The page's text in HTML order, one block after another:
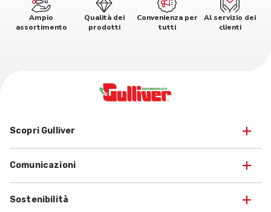
Ampio
assortimento
Qualità dei
prodotti
Convenienza per
tutti
Al servizio dei
clienti
Scopri Gulliver
Comunicazioni
Sostenibilità